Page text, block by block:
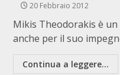
20 Febbraio 2012
Mikis Theodorakis è
anche per il suo
Continua a leggere...